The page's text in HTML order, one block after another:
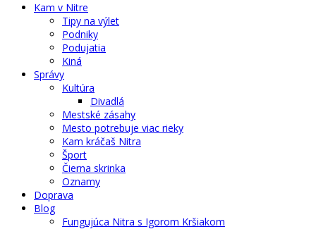
Kam v Nitre
Tipy na výlet
Podniky
Podujatia
Kiná
Správy
Kultúra
Divadlá
Mestské zásahy
Mesto potrebuje viac rieky
Kam kráčaš Nitra
Šport
Čierna skrinka
Oznamy
Doprava
Blog
Fungujúca Nitra s Igorom Kršiakom